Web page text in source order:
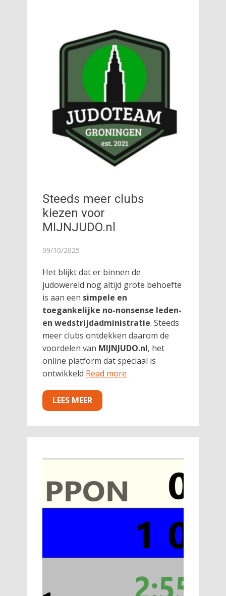
Steeds meer clubs
kiezen voor
MIJNJUDO.nl
09/10/2025
Het blijkt dat er binnen de
judowereld nog altijd grote behoefte
is aan een simpele en
toegankelijke no-nonsense leden-
en wedstrijdadministratie. Steeds
meer clubs ontdekken daarom de
voordelen van MIJNJUDO.nl, het
online platform dat speciaal is
ontwikkeld Read more
LEES MEER